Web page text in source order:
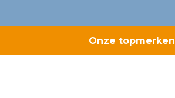
Onze topmerken